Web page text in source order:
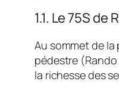
1.1. Le 75S
Au sommet de
pédestre
la richesse des